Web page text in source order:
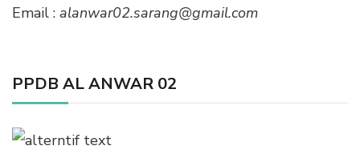
Email : alanwar02.sarang@gmail.com
PPDB AL ANWAR 02